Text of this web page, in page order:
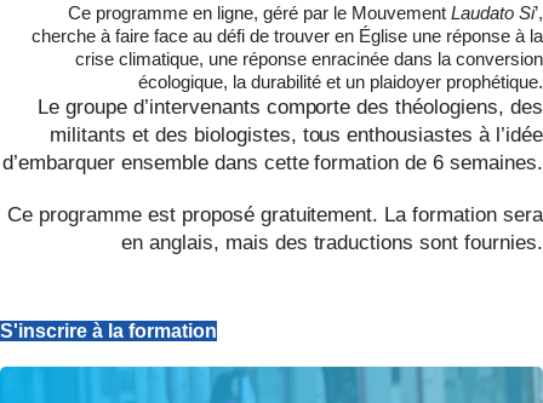
Ce programme en ligne, géré par le Mouvement Laudato Si’,
cherche à faire face au défi de trouver en Église une réponse à la
crise climatique, une réponse enracinée dans la conversion
écologique, la durabilité et un plaidoyer prophétique.
Le groupe d’intervenants comporte des théologiens, des
militants et des biologistes, tous enthousiastes à l’idée
d’embarquer ensemble dans cette formation de 6 semaines.
Ce programme est proposé gratuitement. La formation sera
en anglais, mais des traductions sont fournies.
S'inscrire à la formation